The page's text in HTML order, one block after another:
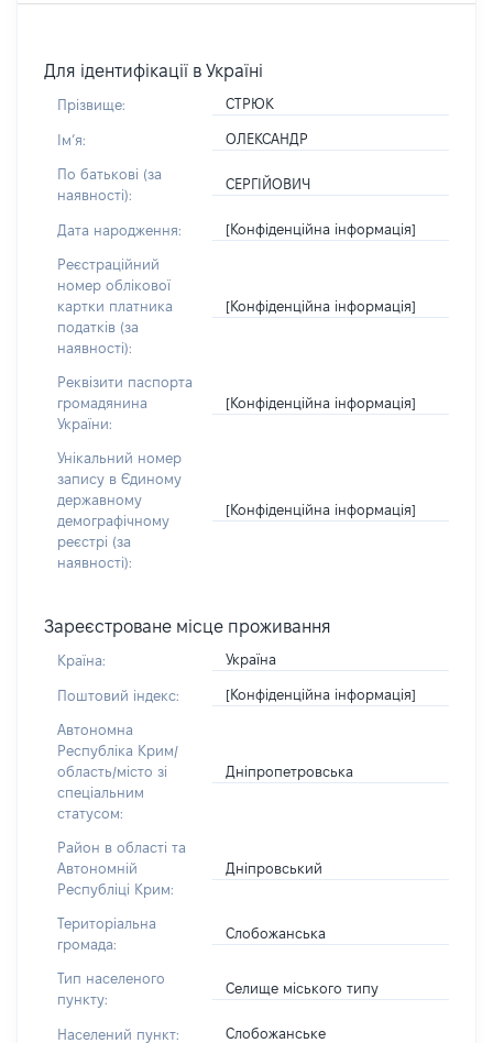
Для ідентифікації в Україні
Прізвище: СТРЮК
Імʼя: ОЛЕКСАНДР
По батькові (за
наявності):
СЕРГІЙОВИЧ
Дата народження: [Конфіденційна інформація]
Реєстраційний
номер облікової
картки платника
податків (за
наявності):
[Конфіденційна інформація]
Реквізити паспорта
громадянина
України:
[Конфіденційна інформація]
Унікальний номер
запису в Єдиному
державному
демографічному
реєстрі (за
наявності):
[Конфіденційна інформація]
Зареєстроване місце проживання
Країна: Україна
Поштовий індекс: [Конфіденційна інформація]
Автономна
Республіка Крим/
область/місто зі
спеціальним
статусом:
Дніпропетровська
Район в області та
Автономній
Республіці Крим:
Дніпровський
Територіальна
громада:
Слобожанська
Тип населеного
пункту:
Селище міського типу
Населений пункт: Слобожанське